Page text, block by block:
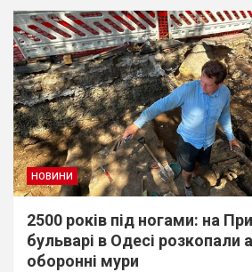
НОВИНИ
2500 років під ногами: на
бульварі в Одесі розкопали
оборонні мури